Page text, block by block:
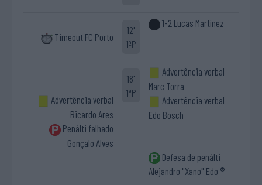
Timeout FC Porto
12'
1ªP
1-2 Lucas Martínez
Advertência verbal
Ricardo Ares
Penálti falhado
Gonçalo Alves
18'
1ªP
Advertência verbal
Marc Torra
Advertência verbal
Edo Bosch
Defesa de penálti
Alejandro "Xano" Edo ®